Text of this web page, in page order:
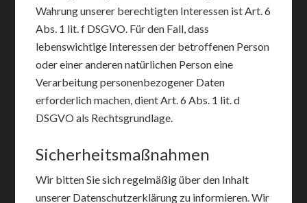
Wahrung unserer berechtigten Interessen ist Art. 6
Abs. 1 lit. f DSGVO. Für den Fall, dass
lebenswichtige Interessen der betroffenen Person
oder einer anderen natürlichen Person eine
Verarbeitung personenbezogener Daten
erforderlich machen, dient Art. 6 Abs. 1 lit. d
DSGVO als Rechtsgrundlage.
Sicherheitsmaßnahmen
Wir bitten Sie sich regelmäßig über den Inhalt
unserer Datenschutzerklärung zu informieren. Wir